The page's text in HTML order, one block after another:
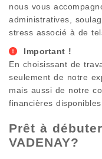
nous vous
administratives,
stress associé à de
Important !
En choisissant de
seulement de notre
mais aussi de notre
financières
Prêt à
VADENAY?